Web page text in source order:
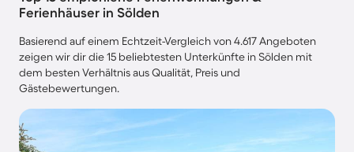
Ferienhäuser in Sölden
Basierend auf einem Echtzeit-Vergleich von 4.617 Angeboten
zeigen wir dir die 15 beliebtesten Unterkünfte in Sölden mit
dem besten Verhältnis aus Qualität, Preis und
Gästebewertungen.